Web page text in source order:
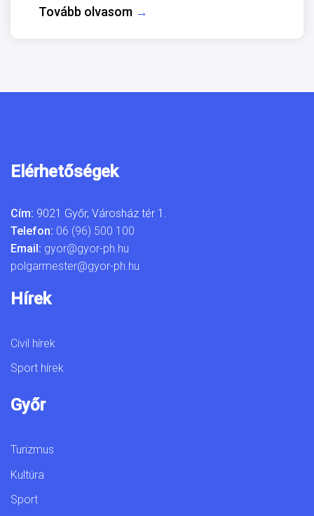
Tovább olvasom →
Elérhetőségek
Cím: 9021 Győr, Városház tér 1.
Telefon: 06 (96) 500 100
Email: gyor@gyor-ph.hu
polgarmester@gyor-ph.hu
Hírek
Civil hírek
Sport hírek
Győr
Turizmus
Kultúra
Sport